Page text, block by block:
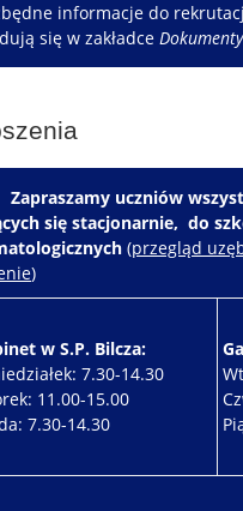
informacje do
się w zakładce Dokumenty
Zapraszamy uczniów
się stacjonarnie, do
(przegląd
)
w S.P. Bilcza:
7.30-14.30
11.00-15.00
7.30-14.30